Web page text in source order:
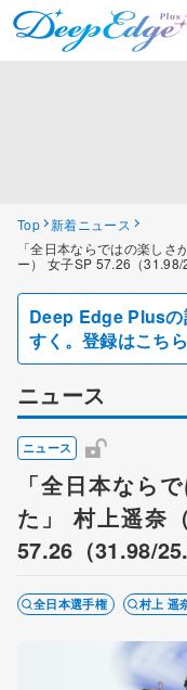
Top 新着ニュース
「全日本ならではの楽しさ
ー） 女子SP 57.26（31.98/
Deep Edge Plus
すく。登録はこちら
ニュース
ニュース
「全日本なら
た」 村上遥奈
57.26（31.98/
全日本選手権 村上 遥